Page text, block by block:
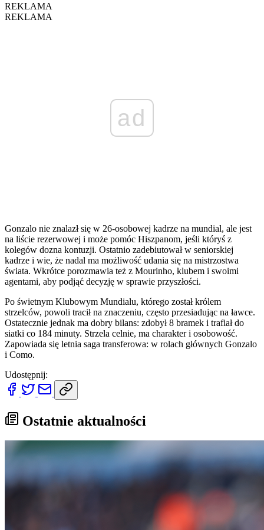
REKLAMA
REKLAMA
ad
Gonzalo nie znalazł się w 26-osobowej kadrze na mundial, ale jest
na liście rezerwowej i może pomóc Hiszpanom, jeśli któryś z
kolegów dozna kontuzji. Ostatnio zadebiutował w seniorskiej
kadrze i wie, że nadal ma możliwość udania się na mistrzostwa
świata. Wkrótce porozmawia też z Mourinho, klubem i swoimi
agentami, aby podjąć decyzję w sprawie przyszłości.
Po świetnym Klubowym Mundialu, którego został królem
strzelców, powoli tracił na znaczeniu, często przesiadując na ławce.
Ostatecznie jednak ma dobry bilans: zdobył 8 bramek i trafiał do
siatki co 184 minuty. Strzela celnie, ma charakter i osobowość.
Zapowiada się letnia saga transferowa: w rolach głównych Gonzalo
i Como.
Udostępnij:
Ostatnie aktualności